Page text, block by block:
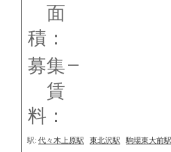
面
積：
募集
賃
料：
–
駅: 代々木上原駅 東北沢駅 駒場東大前駅